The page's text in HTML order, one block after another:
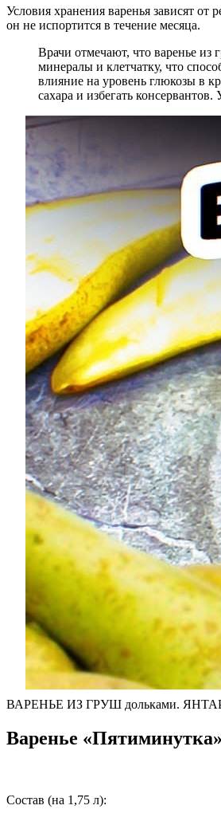
Условия хранения варенья зависят
он не испортится в течение месяца.
Врачи отмечают, что варенье
минералы и клетчатку, что
влияние на уровень глюкозы в
сахара и избегать
ВАРЕНЬЕ ИЗ ГРУШ дольками.
Варенье
Состав (на 1,75 л):